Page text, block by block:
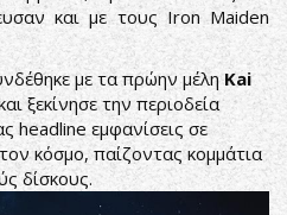
και με τους Iron Maiden
με τα πρώην μέληKai
ξεκίνησε την περιοδεία
headline εμφανίσεις σε
κόσμο, παίζοντας κομμάτια
δίσκους.